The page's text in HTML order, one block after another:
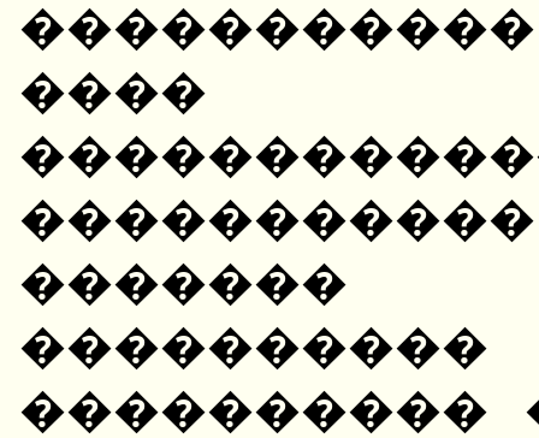
����
����������